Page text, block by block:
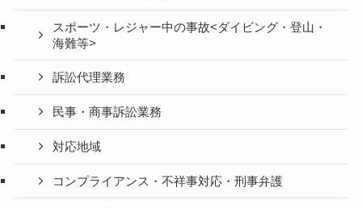
スポーツ・レジャー中の事故<ダイビング・登山・
海難等>
訴訟代理業務
民事・商事訴訟業務
対応地域
コンプライアンス・不祥事対応・刑事弁護